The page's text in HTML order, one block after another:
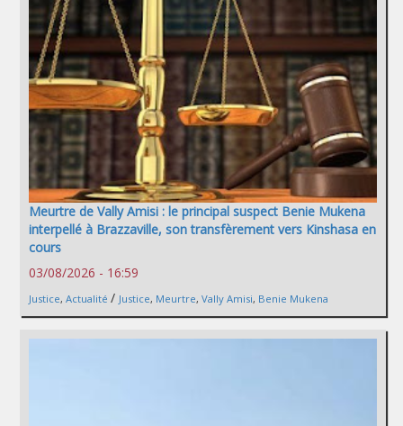
Meurtre de Vally Amisi : le principal suspect Benie Mukena
interpellé à Brazzaville, son transfèrement vers Kinshasa en
cours
03/08/2026 - 16:59
Justice, Actualité / Justice, Meurtre, Vally Amisi, Benie Mukena